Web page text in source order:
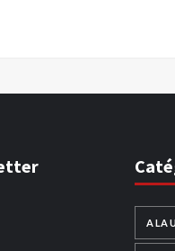
A LA